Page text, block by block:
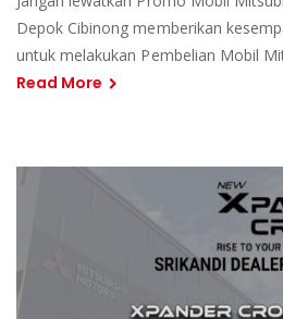
Depok Cibinong memberikan
untuk melakukan Pembelian Mobil
Read More